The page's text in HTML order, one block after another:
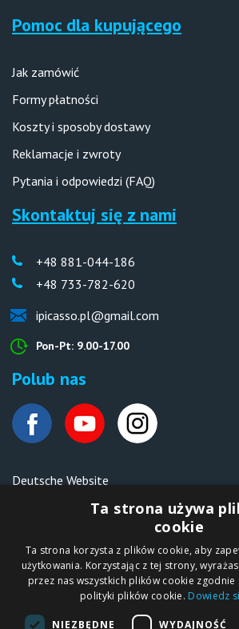
Pomoc dla kupującego
Jak zamówić
Formy płatności
Koszty i sposoby dostawy
Reklamacje i zwroty
Pytania i odpowiedzi (FAQ)
Skontaktuj się z nami
+48 881-044-186
+48 733-782-620
ipicasso.pl@gmail.com
Pon-Pt: 9.00-17.00
Polub nas
Deutsche Website
Malen nach Zahlen Ipicasso.de
IPICASSO Sp. z o.o.
ul. Słoneczna 194,
Ta strona używa
cookie
Ta strona korzysta z plików cookie, aby
użytkowania. Korzystając z tej strony,
przez nas wszystkich plików cookie zgodnie
polityki plików cookie. Dowiedz
NIEZBĘDNE WYDAJNOŚĆ